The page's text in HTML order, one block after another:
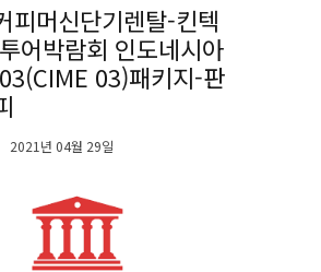
피머신단기렌탈-킨텍
어박람회 인도네시아
03)패키지-판
2021년 04월 29일